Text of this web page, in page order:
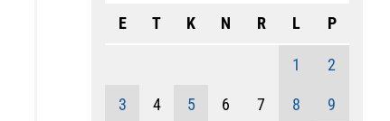
E
T K N R L P
1 2
3 4 5 6 7 8 9